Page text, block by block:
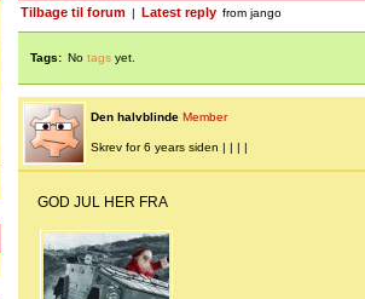
Tilbage til forum Latest reply from jango
Tags: No tags yet.
Den halvblinde Member
Skrev for 6 years siden | | | |
GOD JUL HER FRA